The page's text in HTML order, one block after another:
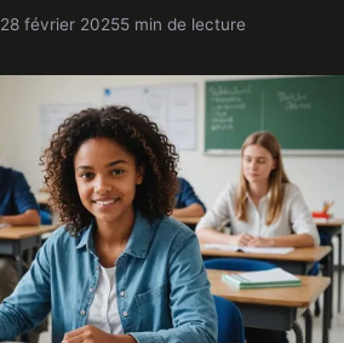
28 février 20255 min de lecture